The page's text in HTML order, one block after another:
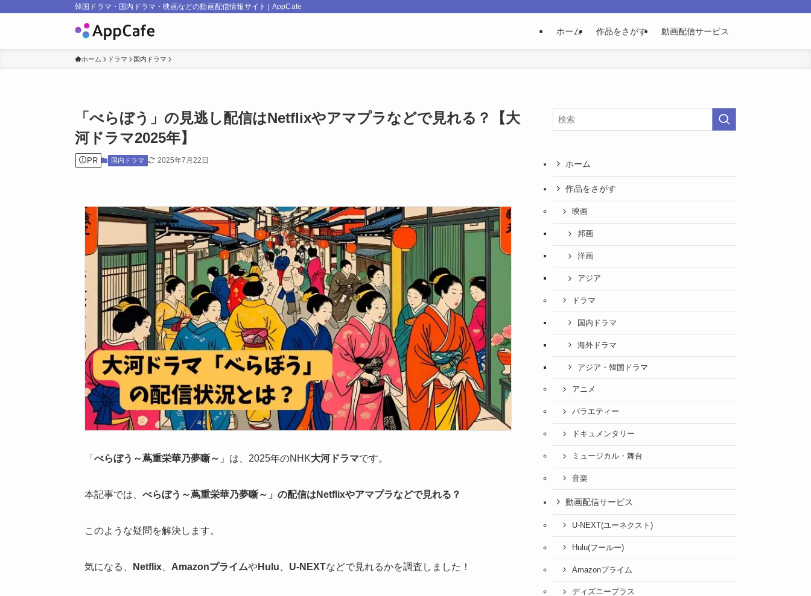
韓国ドラマ・国内ドラマ・映画などの動画配信情報サイト | AppCafe
ホーム 作品をさがす 動画配信サービス
ホーム ドラマ 国内ドラマ
「べらぼう」の見逃し配信はNetflixやアマプラなどで見れる？【大
河ドラマ2025年】
PR 国内ドラマ 2025年7月22日
「 べらぼう～蔦重栄華乃夢噺～ 」は、2025年のNHK大河ドラマです。
本記事では、 べらぼう～蔦重栄華乃夢噺～ 」の配信はNetflixやアマプラなどで見れる？
このような疑問を解決します。
気になる、 Netflix AmazonプライムやHulu U-NEXTなどで見れるかを調査しました！
ホーム
作品をさがす
映画
邦画
洋画
アジア
ドラマ
国内ドラマ
海外ドラマ
アジア・韓国ドラマ
アニメ
バラエティー
ドキュメンタリー
ミュージカル・舞台
音楽
動画配信サービス
U-NEXT(ユーネクスト)
Hulu(フールー)
Amazonプライム
ディズニープラス